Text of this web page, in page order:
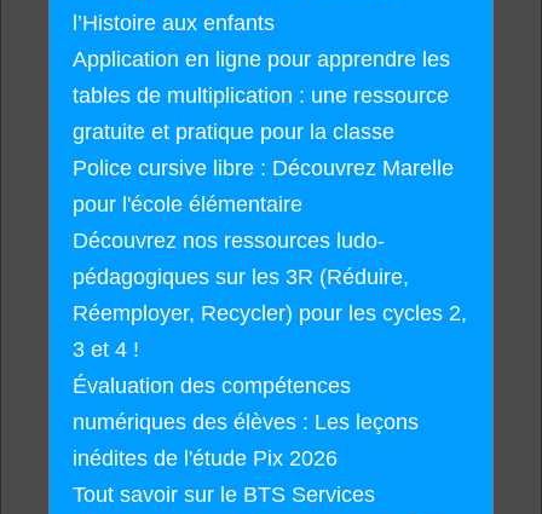
l’Histoire aux enfants
Application en ligne pour apprendre les
tables de multiplication : une ressource
gratuite et pratique pour la classe
Police cursive libre : Découvrez Marelle
pour l'école élémentaire
Découvrez nos ressources ludo-
pédagogiques sur les 3R (Réduire,
Réemployer, Recycler) pour les cycles 2,
3 et 4 !
Évaluation des compétences
numériques des élèves : Les leçons
inédites de l'étude Pix 2026
Tout savoir sur le BTS Services